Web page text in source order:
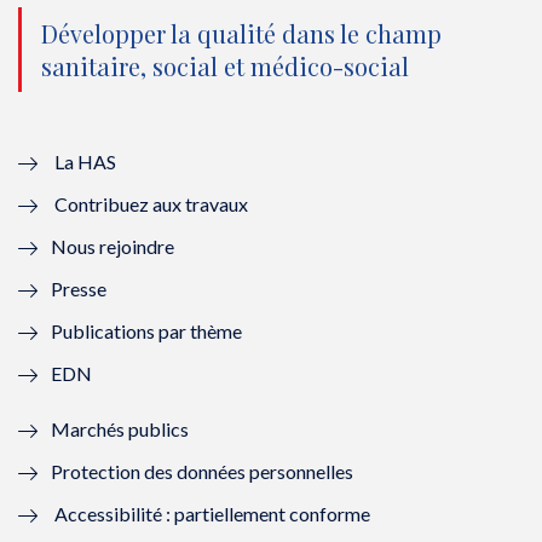
o
u
l
l
f
n
ê
t
n
o
e
e
n
ê
o
u
ê
t
n
o
ê
Développer la qualité dans le champ
sanitaire, social et médico-social
La HAS
Contribuez aux travaux
Nous rejoindre
Presse
Publications par thème
EDN
Marchés publics
Protection des données personnelles
Accessibilité : partiellement conforme